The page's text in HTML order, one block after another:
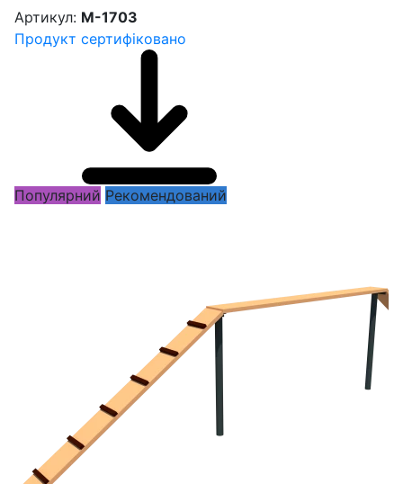
Артикул: М-1703
Продукт сертифіковано
Популярний Рекомендований